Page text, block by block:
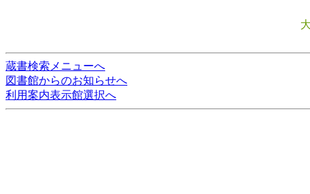
蔵書検索メニューへ
図書館からのお知らせへ
利用案内表示館選択へ